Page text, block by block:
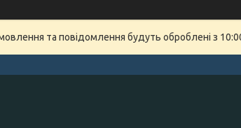
та повідомлення будуть оброблені з